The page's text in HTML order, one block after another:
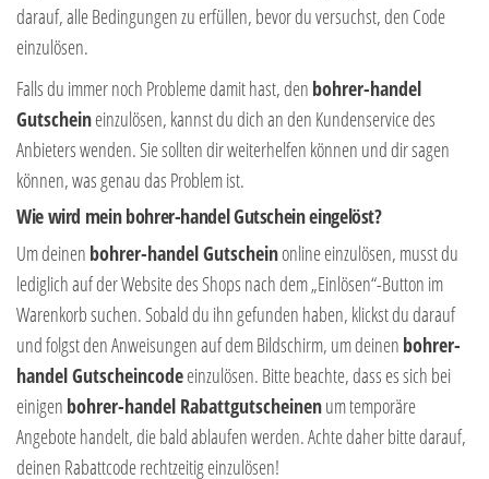
darauf, alle Bedingungen zu erfüllen, bevor du versuchst, den Code
einzulösen.
Falls du immer noch Probleme damit hast, den bohrer-handel
Gutscheineinzulösen, kannst du dich an den Kundenservice des
Anbieters wenden. Sie sollten dir weiterhelfen können und dir sagen
können, was genau das Problem ist.
Wie wird mein bohrer-handel Gutschein eingelöst?
Um deinen bohrer-handel Gutscheinonline einzulösen, musst du
lediglich auf der Website des Shops nach dem „Einlösen“-Button im
Warenkorb suchen. Sobald du ihn gefunden haben, klickst du darauf
und folgst den Anweisungen auf dem Bildschirm, um deinen bohrer-
handel Gutscheincodeeinzulösen. Bitte beachte, dass es sich bei
einigen bohrer-handel Rabattgutscheinenum temporäre
Angebote handelt, die bald ablaufen werden. Achte daher bitte darauf,
deinen Rabattcode rechtzeitig einzulösen!